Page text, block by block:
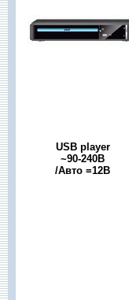
USB player
~90-240В
/Авто =12В